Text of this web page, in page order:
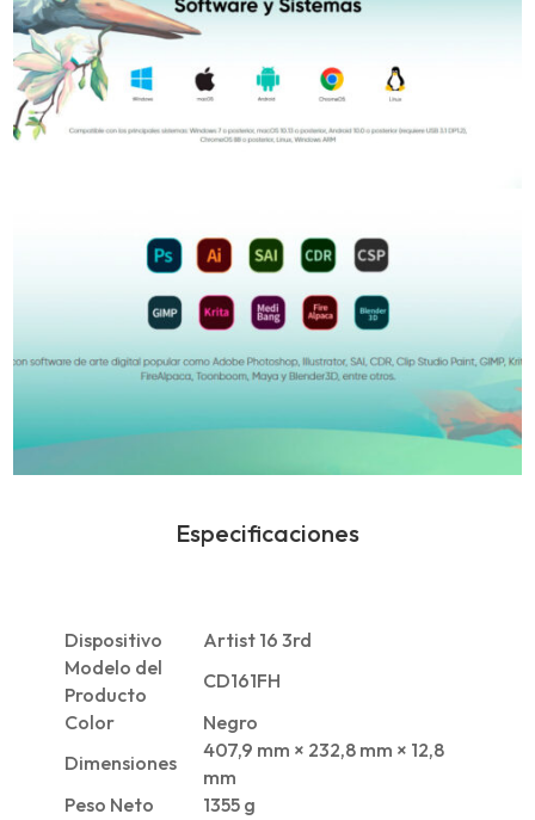
Especificaciones
Dispositivo
Artist 16 3rd
Modelo del
Producto
CD161FH
Color
Negro
Dimensiones
407,9 mm × 232,8 mm × 12,8
mm
Peso Neto
1355 g